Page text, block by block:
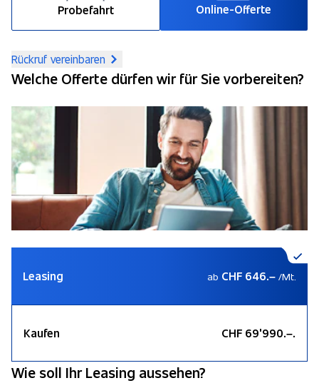
Probefahrt Online-Offerte
Rückruf vereinbaren
Welche Offerte dürfen wir für Sie vorbereiten?
Leasing ab CHF 646.– /Mt.
Kaufen CHF 69'990.–.
Wie soll Ihr Leasing aussehen?